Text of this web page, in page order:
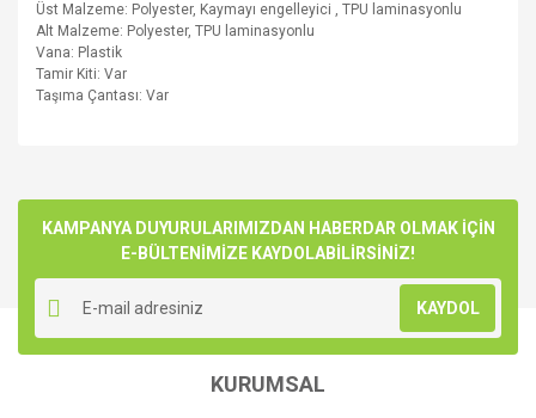
Üst Malzeme: Polyester, Kaymayı engelleyici , TPU laminasyonlu
Alt Malzeme: Polyester, TPU laminasyonlu
Vana: Plastik
Tamir Kiti: Var
Taşıma Çantası: Var
Yorum Yaz
kullanarak tarafımıza iletebilirsiniz.
Görüş ve önerileriniz için teşekkür ederiz.
Ürün resmi kalitesiz, bozuk veya görüntülenemiyor.
Ürün açıklamasında eksik bilgiler bulunuyor.
Ürün bilgilerinde hatalar bulunuyor.
Ürün fiyatı diğer sitelerden daha pahalı.
KAMPANYA DUYURULARIMIZDAN HABERDAR OLMAK İÇİN
E-BÜLTENİMİZE KAYDOLABİLİRSİNİZ!
KAYDOL
KURUMSAL